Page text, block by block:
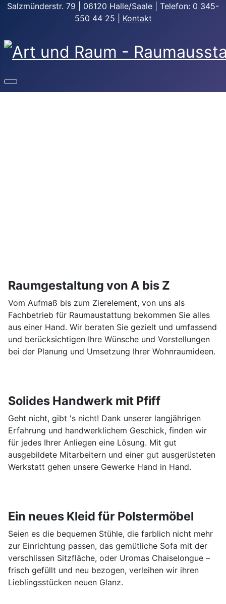
Salzmünderstr. 79 | 06120 Halle/Saale | Telefon: 0 345-
550 44 25 | Kontakt
Raumgestaltung von A bis Z
Vom Aufmaß bis zum Zierelement, von uns als
Fachbetrieb für Raumaustattung bekommen Sie alles
aus einer Hand. Wir beraten Sie gezielt und umfassend
und berücksichtigen Ihre Wünsche und Vorstellungen
bei der Planung und Umsetzung Ihrer Wohnraumideen.
Solides Handwerk mit Pfiff
Geht nicht, gibt 's nicht! Dank unserer langjährigen
Erfahrung und handwerklichem Geschick, finden wir
für jedes Ihrer Anliegen eine Lösung. Mit gut
ausgebildete Mitarbeitern und einer gut ausgerüsteten
Werkstatt gehen unsere Gewerke Hand in Hand.
Ein neues Kleid für Polstermöbel
Seien es die bequemen Stühle, die farblich nicht mehr
zur Einrichtung passen, das gemütliche Sofa mit der
verschlissen Sitzfläche, oder Uromas Chaiselongue –
frisch gefüllt und neu bezogen, verleihen wir ihren
Lieblingsstücken neuen Glanz.